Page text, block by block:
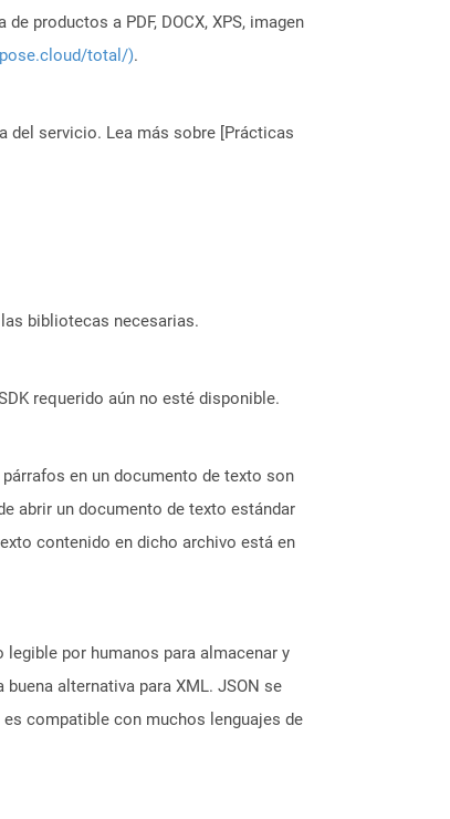
productos a PDF, DOCX, XPS, imagen
total/).
del servicio. Lea más sobre [Prácticas
bibliotecas necesarias.
requerido aún no esté disponible.
en un documento de texto son
abrir un documento de texto estándar
contenido en dicho archivo está en
por humanos para almacenar y
alternativa para XML. JSON se
compatible con muchos lenguajes de